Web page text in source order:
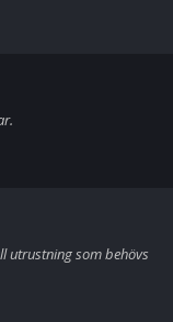
utrustning som behövs